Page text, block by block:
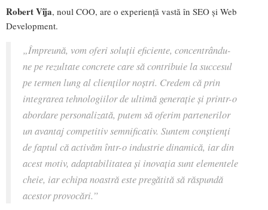
Robert Vîja, noul COO, are o experiență vastă în SEO și Web
Development.
„Împreună, vom oferi soluții eficiente, concentrându-
ne pe rezultate concrete care să contribuie la succesul
pe termen lung al clienților noștri. Credem că prin
integrarea tehnologiilor de ultimă generație și printr-o
abordare personalizată, putem să oferim partenerilor
un avantaj competitiv semnificativ. Suntem conștienți
de faptul că activăm într-o industrie dinamică, iar din
acest motiv, adaptabilitatea și inovația sunt elementele
cheie, iar echipa noastră este pregătită să răspundă
acestor provocări.”